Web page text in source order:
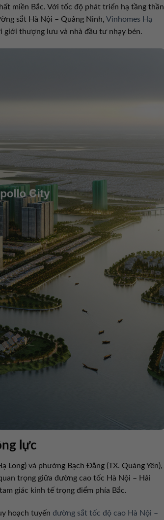
miền Bắc. Với tốc độ phát triển hạ tầng thần
sắt Hà Nội – Quảng Ninh, Vinhomes Hạ
thượng lưu và nhà đầu tư nhạy bén.
lực
Long) và phường Bạch Đằng (TX. Quảng Yên),
trọng giữa đường cao tốc Hà Nội – Hải
giác kinh tế trọng điểm phía Bắc.
hoạch tuyến đường sắt tốc độ cao Hà Nội –